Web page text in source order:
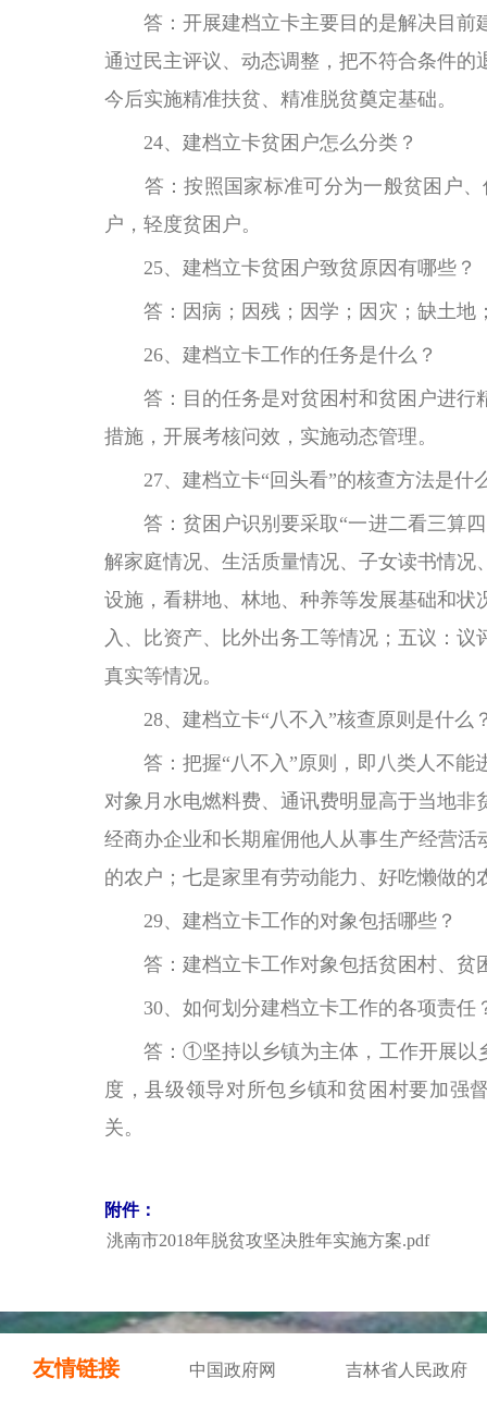
答：开展建档立卡主要目的是解决目
通过民主评议、动态调整，把不符合条件
今后实施精准扶贫、精准脱贫奠定基础。
24、建档立卡贫困户怎么分类？
答：按照国家标准可分为一般贫困户
户，轻度贫困户。
25、建档立卡贫困户致贫原因有哪些？
答：因病；因残；因学；因灾；缺土
26、建档立卡工作的任务是什么？
答：目的任务是对贫困村和贫困户进
措施，开展考核问效，实施动态管理。
27、建档立卡“回头看”的核查方法是什
答：贫困户识别要采取“一进二看三算
解家庭情况、生活质量情况、子女读书情
设施，看耕地、林地、种养等发展基础和
入、比资产、比外出务工等情况；五议：
真实等情况。
28、建档立卡“八不入”核查原则是什么
答：把握“八不入”原则，即八类人不
对象月水电燃料费、通讯费明显高于当地
经商办企业和长期雇佣他人从事生产经营
的农户；七是家里有劳动能力、好吃懒做
29、建档立卡工作的对象包括哪些？
答：建档立卡工作对象包括贫困村、贫
30、如何划分建档立卡工作的各项责任
答：①坚持以乡镇为主体，工作开展以
度，县级领导对所包乡镇和贫困村要加强
关。
附件：
洮南市2018年脱贫攻坚决胜年实施方案.pdf
友情链接 中国政府网 吉林省人民政府